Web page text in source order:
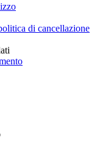
di cancellazione